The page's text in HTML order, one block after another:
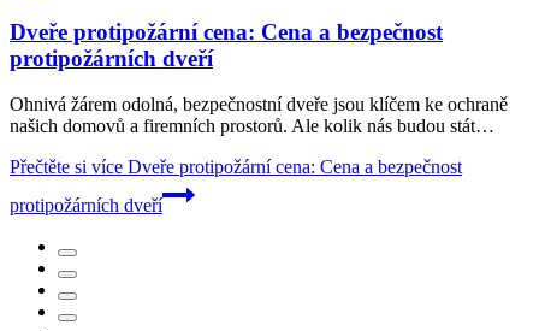
Dveře protipožární cena: Cena a bezpečnost
protipožárních dveří
Ohnivá žárem odolná, bezpečnostní dveře jsou klíčem ke ochraně
našich domovů a firemních prostorů. Ale kolik nás budou stát…
Přečtěte si více Dveře protipožární cena: Cena a bezpečnost
protipožárních dveří